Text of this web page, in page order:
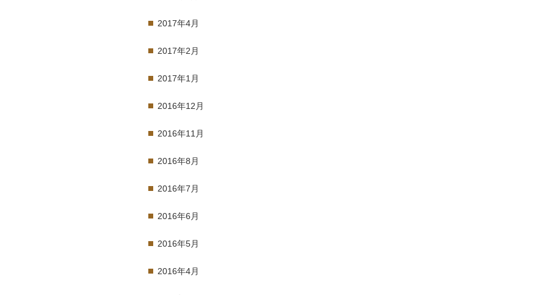
2017年4月
2017年2月
2017年1月
2016年12月
2016年11月
2016年8月
2016年7月
2016年6月
2016年5月
2016年4月